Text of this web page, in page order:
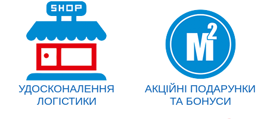
УДОСКОНАЛЕННЯ
ЛОГІСТИКИ
АКЦІЙНІ ПОДАРУНКИ
ТА БОНУСИ